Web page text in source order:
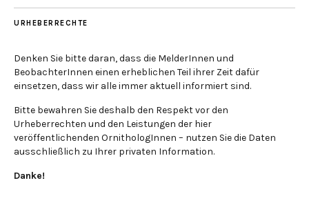
URHEBERRECHTE
Denken Sie bitte daran, dass die MelderInnen und
BeobachterInnen einen erheblichen Teil ihrer Zeit dafür
einsetzen, dass wir alle immer aktuell informiert sind.
Bitte bewahren Sie deshalb den Respekt vor den
Urheberrechten und den Leistungen der hier
veröffentlichenden OrnithologInnen – nutzen Sie die Daten
ausschließlich zu Ihrer privaten Information.
Danke!